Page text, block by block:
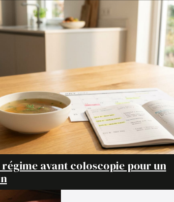
avant coloscopie pour un